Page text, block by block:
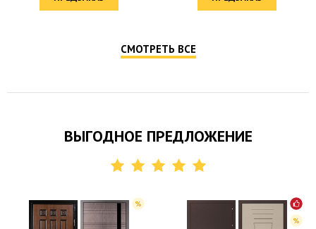
СМОТРЕТЬ ВСЕ
ВЫГОДНОЕ ПРЕДЛОЖЕНИЕ